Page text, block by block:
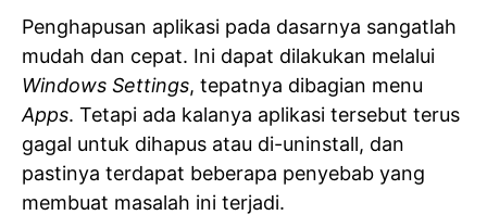
Penghapusan aplikasi pada dasarnya sangatlah
mudah dan cepat. Ini dapat dilakukan melalui
Windows Settings, tepatnya dibagian menu
Apps. Tetapi ada kalanya aplikasi tersebut terus
gagal untuk dihapus atau di-uninstall, dan
pastinya terdapat beberapa penyebab yang
membuat masalah ini terjadi.